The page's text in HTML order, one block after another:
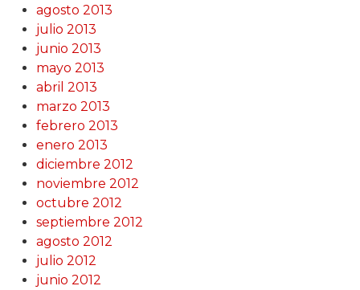
agosto 2013
julio 2013
junio 2013
mayo 2013
abril 2013
marzo 2013
febrero 2013
enero 2013
diciembre 2012
noviembre 2012
octubre 2012
septiembre 2012
agosto 2012
julio 2012
junio 2012